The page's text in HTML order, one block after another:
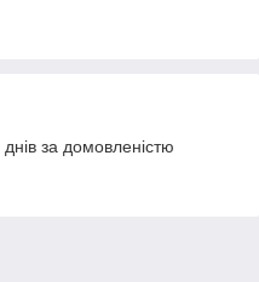
за домовленістю